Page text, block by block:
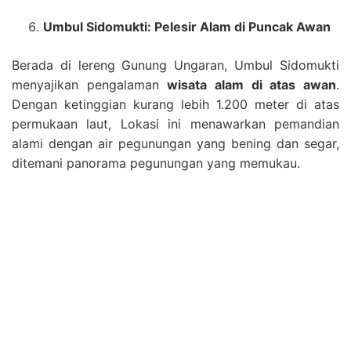
Umbul Sidomukti: Pelesir Alam di Puncak Awan
Berada di lereng Gunung Ungaran, Umbul Sidomukti
menyajikan pengalamanwisata alam di atas awan.
Dengan ketinggian kurang lebih 1.200 meter di atas
permukaan laut, Lokasi ini menawarkan pemandian
alami dengan air pegunungan yang bening dan segar,
ditemani panorama pegunungan yang memukau.